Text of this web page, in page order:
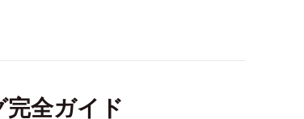
のパートから構成される
全ガイド